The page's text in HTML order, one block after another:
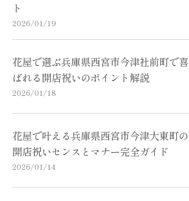
ト
2026/01/19
花屋で選ぶ兵庫県西宮市今津社前町で喜
ばれる開店祝いのポイント解説
2026/01/18
花屋で叶える兵庫県西宮市今津大東町の
開店祝いセンスとマナー完全ガイド
2026/01/14